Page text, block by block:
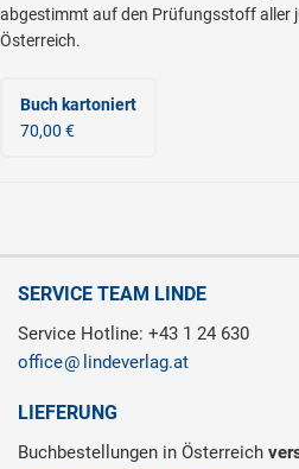
abgestimmt auf den Prüfungsstoff aller
Österreich.
Buch kartoniert
70,00 €
SERVICE TEAM LINDE
Service Hotline: +43 1 24 630
office
lindeverlag.at
LIEFERUNG
Buchbestellungen in Österreich